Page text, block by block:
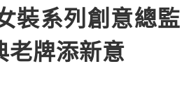
系列創意總監
老牌添新意